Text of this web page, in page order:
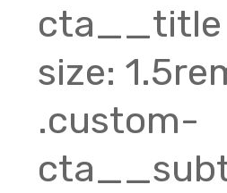
size:
.custom-